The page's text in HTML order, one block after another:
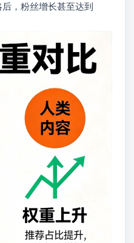
，粉丝增长甚至达到